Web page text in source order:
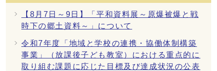
【8月7日～9日】「平和資料展～原爆被爆と戦
時下の郷土資料～」について
令和7年度「地域と学校の連携・協働体制構築
事業」（放課後子ども教室）における重点的に
取り組む課題に応じた目標及び達成状況の公表